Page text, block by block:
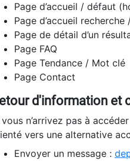
Page d’accueil / défaut
Page d’accueil
Page de détail d’un
Page FAQ
Page Tendance / Mot clé
Page Contact
d'information et
vous n’arrivez pas à
vers une alternative
Envoyer un message :